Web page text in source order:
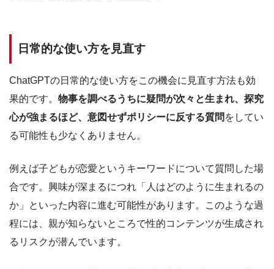
日常的な使い方を見直す
ChatGPTの日常的な使い方をこの機会に見直す方法も効
果的です。 物事を調べるうちに疑問が次々と生まれ、探究
心が強まるほど、意図せずポリシーに反する質問 をしてい
る可能性も少なくありません。
例えば子どもが恋愛というキーワードについて質問した場
合です。興味が深まるにつれ「人はどのように生まれるの
か」といった内容に進む可能性があります。このような過
程には、親が知らないところで性的コンテンツが生成され
るリスクが潜んでいます。